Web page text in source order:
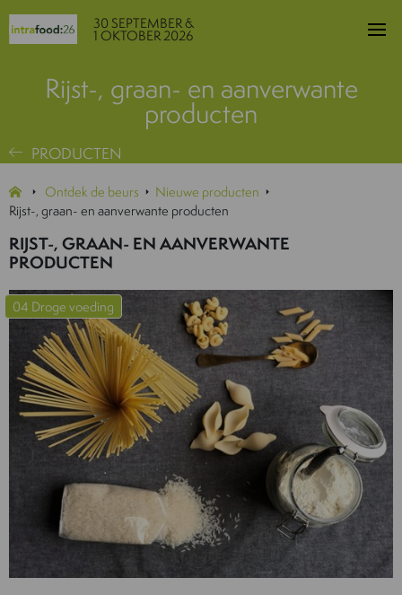
30 SEPTEMBER &
1 OKTOBER 2026
Rijst-, graan- en aanverwante
producten
PRODUCTEN
Ontdek de beurs
Nieuwe producten
Rijst-, graan- en aanverwante producten
RIJST-, GRAAN- EN AANVERWANTE
PRODUCTEN
04 Droge voeding